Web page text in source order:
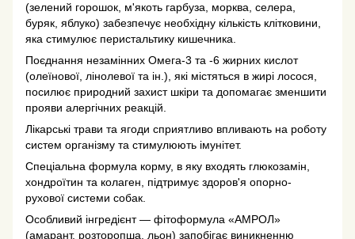
(зелений горошок, м'якоть гарбуза, морква, селера,
буряк, яблуко) забезпечує необхідну кількість клітковини,
яка стимулює перистальтику кишечника.
Поєднання незамінних Омега-3 та -6 жирних кислот
(олеїнової, лінолевої та ін.), які містяться в жирі лосося,
посилює природний захист шкіри та допомагає зменшити
прояви алергічних реакцій.
Лікарські трави та ягоди сприятливо впливають на роботу
систем організму та стимулюють імунітет.
Спеціальна формула корму, в яку входять глюкозамін,
хондроїтин та колаген, підтримує здоров'я опорно-
рухової системи собак.
Особливий інгредієнт — фітоформула «АМРОЛ»
(амарант, розторопша, льон) запобігає виникненню